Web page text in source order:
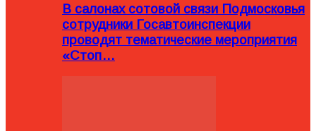
В салонах сотовой связи Подмосковья
сотрудники Госавтоинспекции
проводят тематические мероприятия
«Стоп…